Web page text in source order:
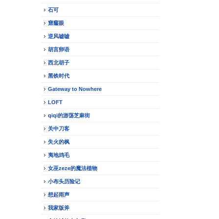
石可
窟窿眼
逆风嘘嘘
胡言卵语
西北胡子
黑铁时代
Gateway to Nowhere
LOFT
qiqi的游荡芝麻街
关中刀客
失火的枫
夷地鸡毛
女巫zeze的魔法植物
小布头历险记
想起雨声
我家版斧